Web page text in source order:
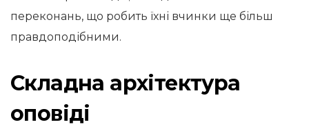
переконань, що робить їхні вчинки ще більш
правдоподібними.
Складна архітектура
оповіді